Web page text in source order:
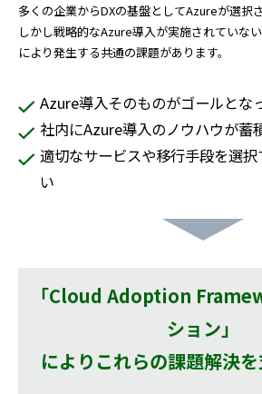
多くの企業からDXの基盤としてAzureが選択
しかし戦略的なAzure導入が実施されていな
により発生する共通の課題があります。
Azure導入そのものがゴールとな
社内にAzure導入のノウハウが蓄
適切なサービスや移行手段を選
い
「Cloud Adoption
ション」
によりこれらの課題解決を